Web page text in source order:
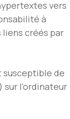
vers
à
liens créés par
susceptible de
l’ordinateur